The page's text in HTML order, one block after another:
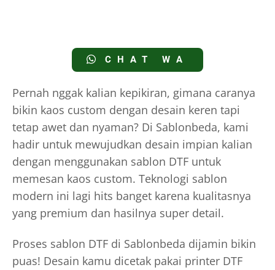
CHAT WA
Pernah nggak kalian kepikiran, gimana caranya
bikin kaos custom dengan desain keren tapi
tetap awet dan nyaman? Di Sablonbeda, kami
hadir untuk mewujudkan desain impian kalian
dengan menggunakan sablon DTF untuk
memesan kaos custom. Teknologi sablon
modern ini lagi hits banget karena kualitasnya
yang premium dan hasilnya super detail.
Proses sablon DTF di Sablonbeda dijamin bikin
puas! Desain kamu dicetak pakai printer DTF